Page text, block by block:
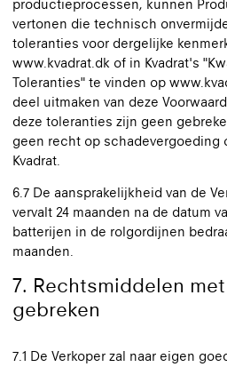
productieprocessen, kunnen
vertonen die technisch
toleranties voor dergelijke
www.kvadrat.dk of in Kvadrat's
Toleranties" te vinden op
deel uitmaken van deze
deze toleranties zijn geen
geen recht op schadevergoeding
Kvadrat.
6.7 De aansprakelijkheid van de
vervalt 24 maanden na de datum
batterijen in de rolgordijnen
maanden.
7. Rechtsmiddelen
gebreken
7.1 De Verkoper zal naar eigen